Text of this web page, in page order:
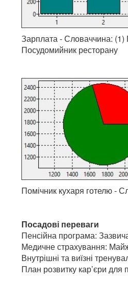
Зарплата - Словаччина: (1)
Посудомийник ресторану
Помічник кухаря готелю -
Посадові переваги
Пенсійна програма:
Медичне страхування:
Внутрішні та виїзні
План розвитку кар’єри для